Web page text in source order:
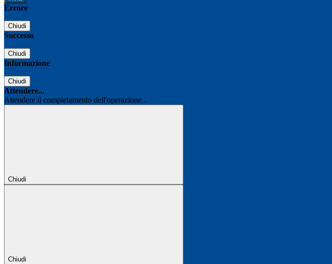
Errore
Chiudi
Successo
Chiudi
Informazione
Chiudi
Attendere...
Attendere il completamento dell'operazione...
Chiudi
Chiudi